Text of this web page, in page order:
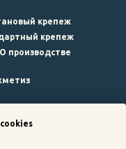
крепеж
крепеж
О производстве